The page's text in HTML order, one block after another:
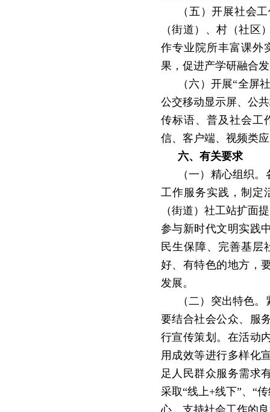
（五）开展社会
（街道）、村（社区
作专业院所丰富课外
果，促进产学研融合
（六）开展“全屏
公交移动显示屏、公
传标语、普及社会工
信、客户端、视频类
六、有关要求
（一）精心组织
工作服务实践，制定
（街道）社工站扩面
参与新时代文明实践
民生保障、完善基层
好、有特色的地方，
发展。
（二）突出特色
要结合社会公众、服
行宣传策划。在活动
用成效等进行多样化
足人民群众服务需求
采取“线上+线下”、“
心、支持社会工作的